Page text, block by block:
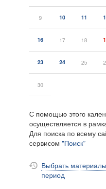
9 10 11
16 17 18
23 24 25
30
С помощью этого
осуществляется в
Для поиска по всему
сервисом "Поиск"
Выбрать
период